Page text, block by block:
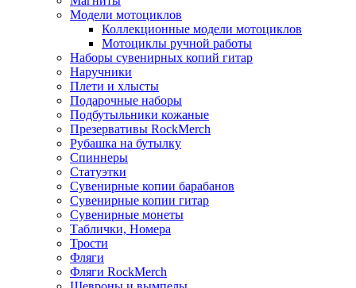
Модели мотоциклов
Коллекционные модели мотоциклов
Мотоциклы ручной работы
Наборы сувенирных копий гитар
Наручники
Плети и хлысты
Подарочные наборы
Подбутыльники кожаные
Презервативы RockMerch
Рубашка на бутылку
Спиннеры
Статуэтки
Сувенирные копии барабанов
Сувенирные копии гитар
Сувенирные монеты
Таблички, Номера
Трости
Фляги
Фляги RockMerch